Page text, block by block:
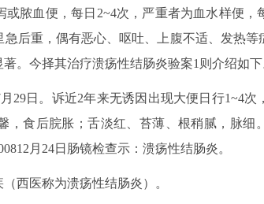
脓血便，每日2~4次，严重者为血水样便，
后重，偶有恶心、呕吐、上腹不适、发热等
。今择其治疗溃疡性结肠炎验案1则介绍如下
29日。诉近2年来无诱因出现大便日行1~4次
，食后脘胀；舌淡红、苔薄、根稍腻，脉细
月24日肠镜检查示：溃疡性结肠炎。
西医称为溃疡性结肠炎）。